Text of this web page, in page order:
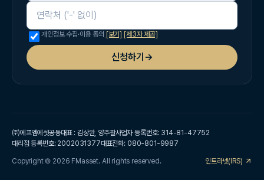
연락처
개인정보 수집·이용 동의 [보기] [제3자 제공]
신청하기 →
㈜에프엠에셋공동대표 : 김상완, 양주팔사업자 등록번호: 314-81-47752
대리점 등록번호: 2002031377대표전화: 080-801-9987
Copyright © 2026 FMasset. All rights reserved. 인트라넷(IRS)